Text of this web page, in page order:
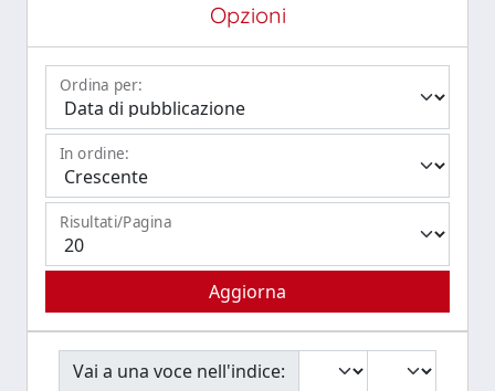
Opzioni
Ordina per:
In ordine:
Risultati/Pagina
Vai a una voce nell'indice: